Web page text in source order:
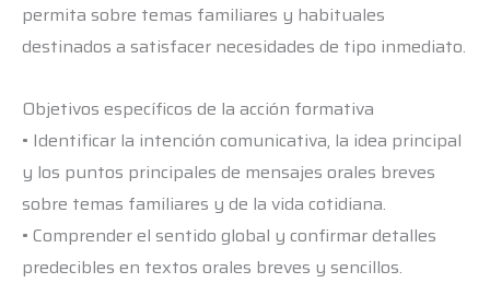
permita sobre temas familiares y habituales
destinados a satisfacer necesidades de tipo inmediato.
Objetivos específicos de la acción formativa
• Identificar la intención comunicativa, la idea principal
y los puntos principales de mensajes orales breves
sobre temas familiares y de la vida cotidiana.
• Comprender el sentido global y confirmar detalles
predecibles en textos orales breves y sencillos.